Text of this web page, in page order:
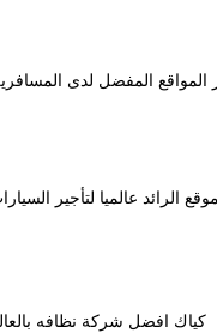
المواقع المفضل لدى
الرائد عالميا لتأجير
كياك افضل شركة نظافه